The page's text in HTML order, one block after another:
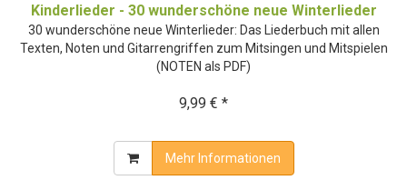
Kinderlieder - 30 wunderschöne neue Winterlieder
30 wunderschöne neue Winterlieder: Das Liederbuch mit allen
Texten, Noten und Gitarrengriffen zum Mitsingen und Mitspielen
(NOTEN als PDF)
9,99 € *
Mehr Informationen